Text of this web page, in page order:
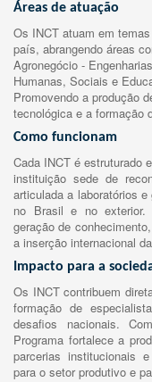
Áreas de atuação
Os INCT atuam em
país, abrangendo áreas
Agronegócio -
Humanas, Sociais e
Promovendo a produção
tecnológica e a formação
Como funcionam
Cada INCT é estruturado
instituição sede de
articulada a laboratórios
no Brasil e no exterior.
geração de
a inserção internacional
Impacto para a
Os INCT contribuem
formação de
desafios nacionais.
Programa fortalece a
parcerias institucionais
para o setor produtivo e